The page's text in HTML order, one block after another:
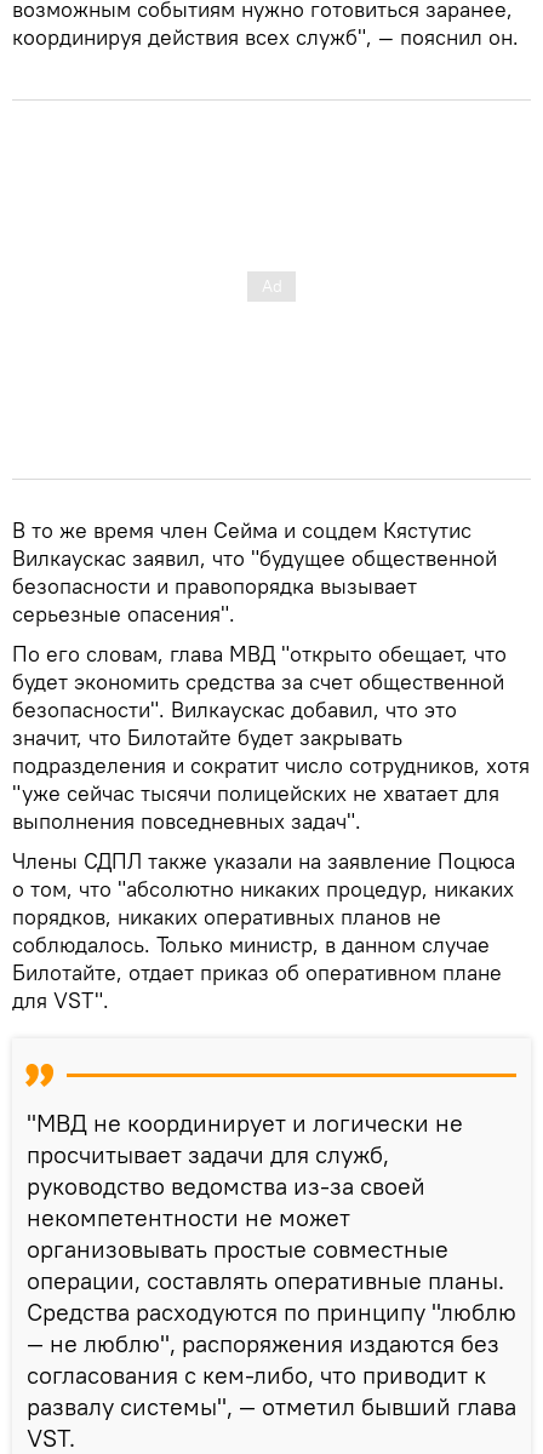
возможным событиям нужно готовиться заранее,
координируя действия всех служб", — пояснил он.
В то же время член Сейма и соцдем Кястутис
Вилкаускас заявил, что "будущее общественной
безопасности и правопорядка вызывает
серьезные опасения".
По его словам, глава МВД "открыто обещает, что
будет экономить средства за счет общественной
безопасности". Вилкаускас добавил, что это
значит, что Билотайте будет закрывать
подразделения и сократит число сотрудников, хотя
"уже сейчас тысячи полицейских не хватает для
выполнения повседневных задач".
Члены СДПЛ также указали на заявление Поцюса
о том, что "абсолютно никаких процедур, никаких
порядков, никаких оперативных планов не
соблюдалось. Только министр, в данном случае
Билотайте, отдает приказ об оперативном плане
для VST".
"МВД не координирует и логически не
просчитывает задачи для служб,
руководство ведомства из-за своей
некомпетентности не может
организовывать простые совместные
операции, составлять оперативные планы.
Средства расходуются по принципу "люблю
— не люблю", распоряжения издаются без
согласования с кем-либо, что приводит к
развалу системы", — отметил бывший глава
VST.